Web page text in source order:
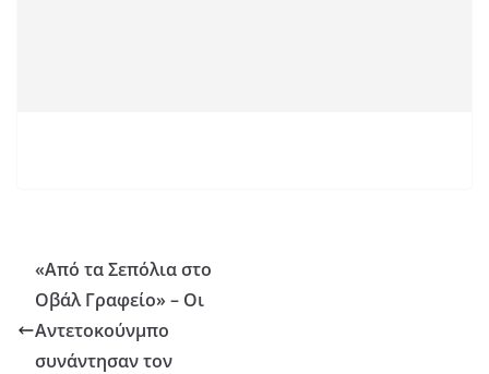
«Από τα Σεπόλια στο
Οβάλ Γραφείο» – Οι
Αντετοκούνμπο
συνάντησαν τον